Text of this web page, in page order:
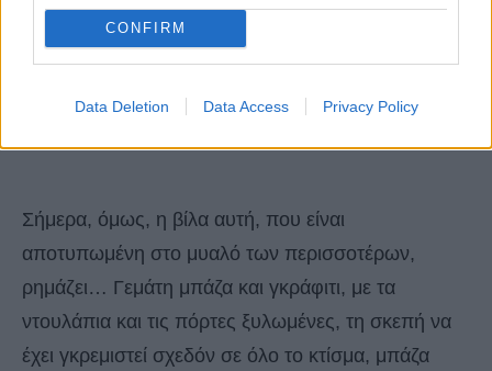
CONFIRM
Data Deletion Data Access Privacy Policy
Σήμερα, όμως, η βίλα αυτή, που είναι
αποτυπωμένη στο μυαλό των περισσοτέρων,
ρημάζει… Γεμάτη μπάζα και γκράφιτι, με τα
ντουλάπια και τις πόρτες ξυλωμένες, τη σκεπή να
έχει γκρεμιστεί σχεδόν σε όλο το κτίσμα, μπάζα